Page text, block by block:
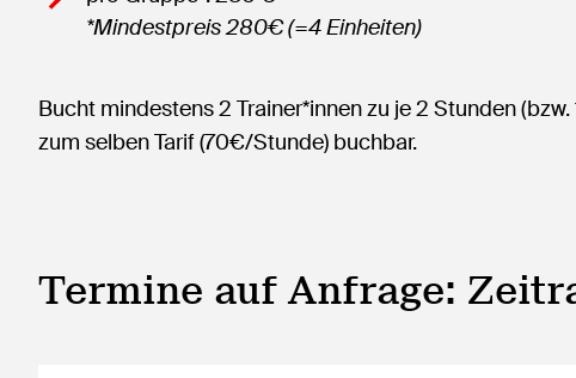
*Mindestpreis 280€ (=4 Einheiten)
Bucht mindestens 2 Trainer*innen zu je 2 Stunden
zum selben Tarif (70€/Stunde) buchbar.
Termine auf Anfrage: